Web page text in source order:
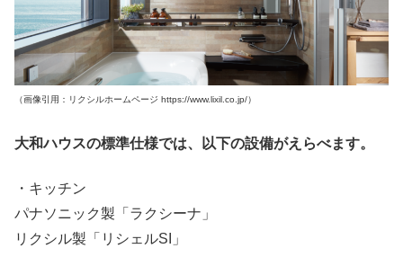
（画像引用：リクシルホームページ https://www.lixil.co.jp/）
大和ハウスの標準仕様では、以下の設備がえらべます。
・キッチン
パナソニック製「ラクシーナ」
リクシル製「リシェルSI」